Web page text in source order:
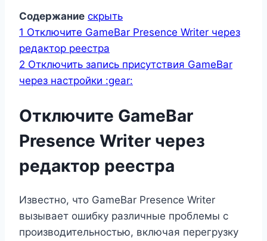
Содержание скрыть
1 Отключите GameBar Presence Writer через
редактор реестра
2 Отключить запись присутствия GameBar
через настройки :gear:
Отключите GameBar
Presence Writer через
редактор реестра
Известно, что GameBar Presence Writer
вызывает ошибку различные проблемы с
производительностью, включая перегрузку